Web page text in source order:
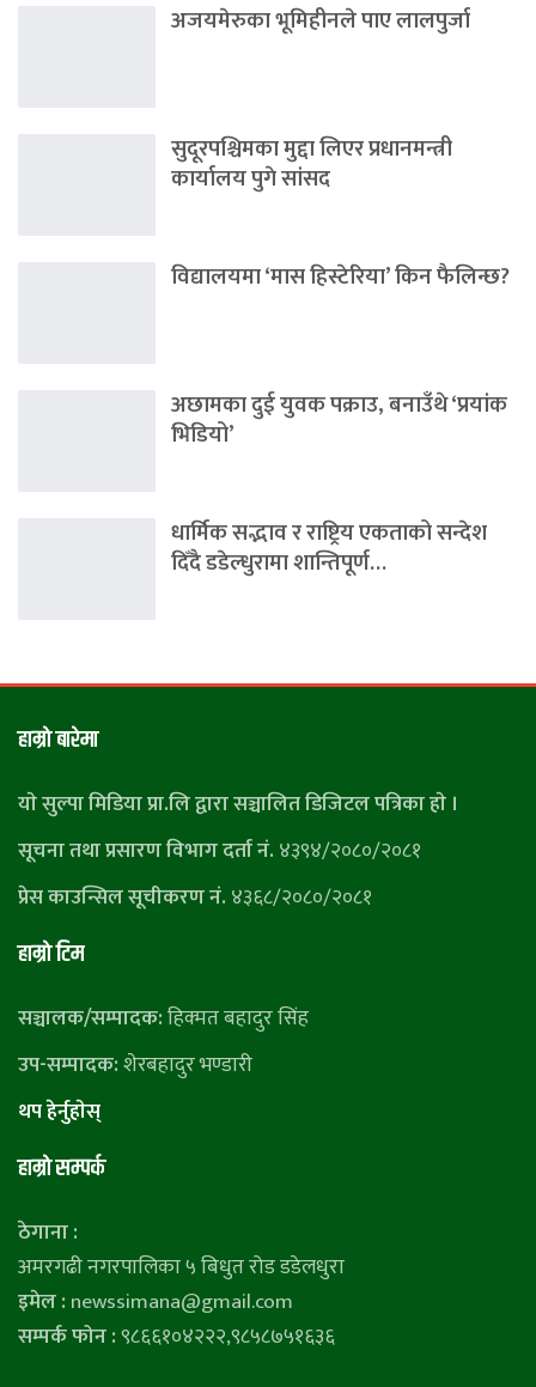
अजयमेरुका भूमिहीनले पाए लालपुर्जा
सुदूरपश्चिमका मुद्दा लिएर प्रधानमन्त्री
कार्यालय पुगे सांसद
विद्यालयमा ‘मास हिस्टेरिया’ किन फैलिन्छ?
अछामका दुई युवक पक्राउ, बनाउँथे ‘प्रयांक
भिडियो’
धार्मिक सद्भाव र राष्ट्रिय एकताको सन्देश
दिँदै डडेल्धुरामा शान्तिपूर्ण…
हाम्राे बारेमा
याे सुल्पा मिडिया प्रा.लि द्वारा सञ्चालित डिजिटल पत्रिका हाे ।
सूचना तथा प्रसारण विभाग दर्ता नं. ४३९४/२०८०/२०८१
प्रेस काउन्सिल सूचीकरण नं. ४३६८/२०८०/२०८१
हाम्राे टिम
सञ्चालक/सम्पादक:हिक्मत बहादुर सिंह
उप-सम्पादक:शेरबहादुर भण्डारी
थप हेर्नुहाेस्
हाम्राे सम्पर्क
ठेगाना :
अमरगढी नगरपालिका ५ बिधुत रोड डडेलधुरा
इमेल : newssimana@gmail.com
सम्पर्क फोन :९८६६१०४२२२,९८५८७५१६३६